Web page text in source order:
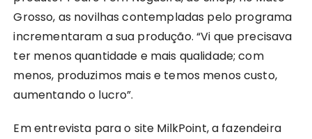
Grosso, as novilhas contempladas pelo programa
incrementaram a sua produção. “Vi que precisava
ter menos quantidade e mais qualidade; com
menos, produzimos mais e temos menos custo,
aumentando o lucro”.
Em entrevista para o site MilkPoint, a fazendeira